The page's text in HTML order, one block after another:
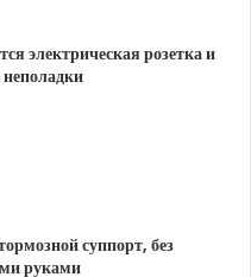
часто применяются
оплеток.
ВБбШв
электрическая розетка и
суппорт, без
руками